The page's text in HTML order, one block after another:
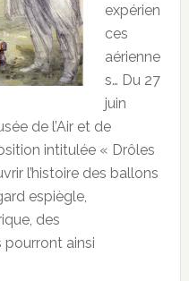
expérien
ces
aérienne
s… Du 27
juin
de l’Air et de
intitulée « Drôles
l’histoire des ballons
espiègle,
des
pourront ainsi